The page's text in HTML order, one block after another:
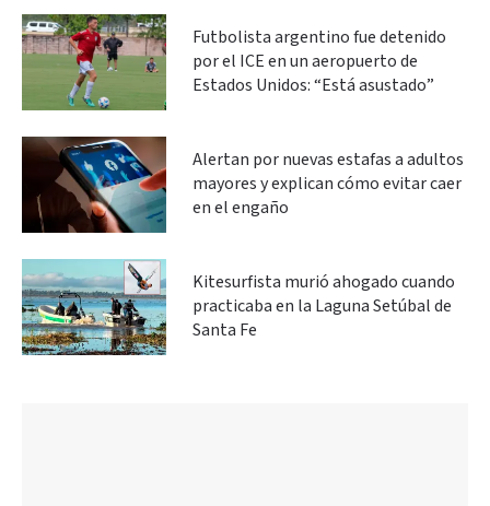
Futbolista argentino fue detenido
por el ICE en un aeropuerto de
Estados Unidos: “Está asustado”
Alertan por nuevas estafas a adultos
mayores y explican cómo evitar caer
en el engaño
Kitesurfista murió ahogado cuando
practicaba en la Laguna Setúbal de
Santa Fe